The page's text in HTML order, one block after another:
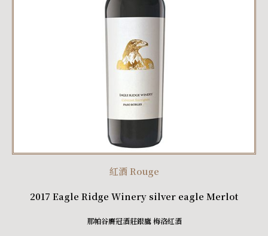
紅酒 Rouge
2017 Eagle Ridge Winery silver eagle Merlot
那帕谷膺冠酒莊銀鷹 梅洛紅酒